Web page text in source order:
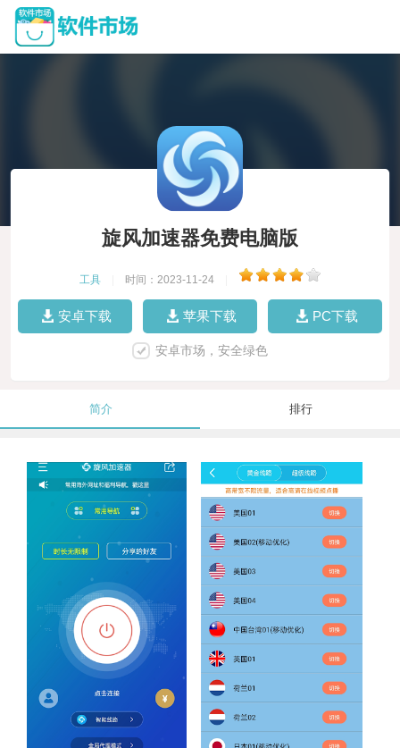
旋风加速器免费电脑版
工具 时间：2023-11-24
安卓下载 苹果下载 PC下载
安卓市场，安全绿色
简介 排行